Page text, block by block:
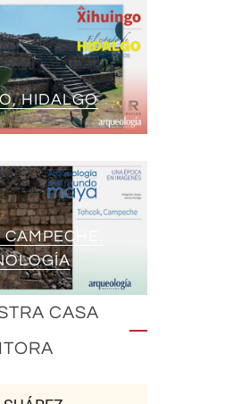
HIDALGO
CASA